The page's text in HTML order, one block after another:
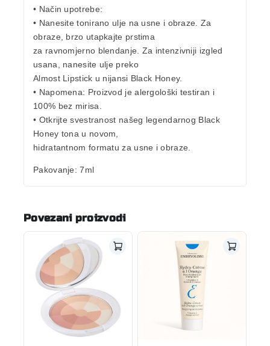
• Način upotrebe:
• Nanesite tonirano ulje na usne i obraze. Za
obraze, brzo utapkajte prstima
za ravnomjerno blendanje. Za intenzivniji izgled
usana, nanesite ulje preko
Almost Lipstick u nijansi Black Honey.
• Napomena: Proizvod je alergološki testiran i
100% bez mirisa.
• Otkrijte svestranost našeg legendarnog Black
Honey tona u novom,
hidratantnom formatu za usne i obraze.
Pakovanje: 7ml
Povezani proizvodi